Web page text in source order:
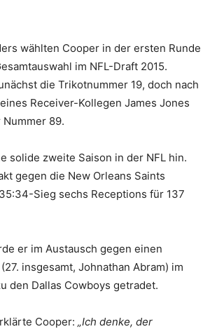
wählten Cooper in der ersten Runde
im NFL-Draft 2015.
die Trikotnummer 19, doch nach
Receiver-Kollegen James Jones
89.
solide zweite Saison in der NFL hin.
gegen die New Orleans Saints
Sieg sechs Receptions für 137
er im Austausch gegen einen
insgesamt, Johnathan Abram) im
den Dallas Cowboys getradet.
Cooper: „Ich denke, der